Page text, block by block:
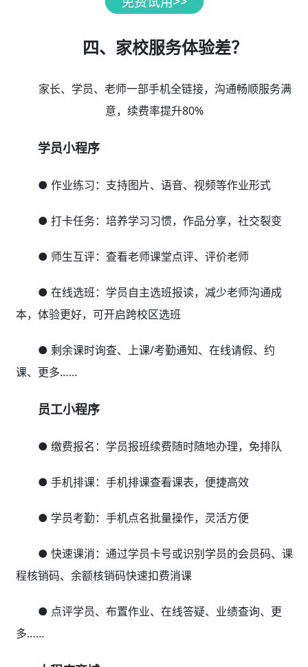
四、家校服务体验差？
家长、学员、老师一部手机全链接，沟通畅顺服务满
意，续费率提升80%
学员小程序
● 作业练习：支持图片、语音、视频等作业形式
● 打卡任务：培养学习习惯，作品分享，社交裂变
● 师生互评：查看老师课堂点评、评价老师
● 在线选班：学员自主选班报读，减少老师沟通成
本，体验更好，可开启跨校区选班
● 剩余课时询查、上课/考勤通知、在线请假、约
课、更多……
员工小程序
● 缴费报名：学员报班续费随时随地办理，免排队
● 手机排课：手机排课查看课表，便捷高效
● 学员考勤：手机点名批量操作，灵活方便
● 快速课消：通过学员卡号或识别学员的会员码、课
程核销码、余额核销码快速扣费消课
● 点评学员、布置作业、在线答疑、业绩查询、更
多……